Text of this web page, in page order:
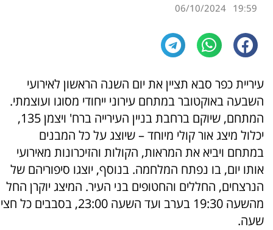
19:59
06/10/2024
עיריית כפר סבא תציין את יום השנה הראשון לאירועי
השבעה באוקטובר במתחם עירוני ייחודי מסוגו ועוצמתי.
המתחם, שיוקם ברחבת בניין העירייה ברח' ויצמן 135,
יכלול מיצג אור קולי מיוחד – שיוצג על כל המבנים
במתחם ויביא את המראות, הקולות והזיכרונות מאירועי
אותו יום, בו נפתח המלחמה. בנוסף, יוצגו סיפוריהם של
הנרצחים, החללים והחטופים בני העיר. המיצג יוקרן החל
מהשעה 19:30 בערב ועד השעה 23:00, בסבבים כל חצי
שעה.